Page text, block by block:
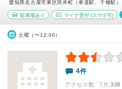
愛知県名古屋市東区筒井町（車道駅、千種駅）
駐車場あり マイナ受付(スマホ可)
土曜（〜12:00）
4件
アクセス数 7月:338